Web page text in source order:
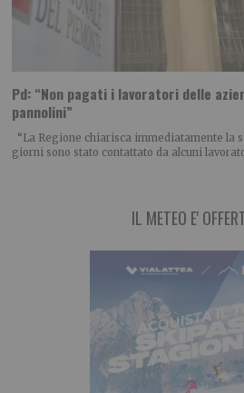
Pd: “Non pagati i lavoratori delle
pannolini”
“La Regione chiarisca immediatamente la
giorni sono stato contattato da alcuni
IL METEO E'